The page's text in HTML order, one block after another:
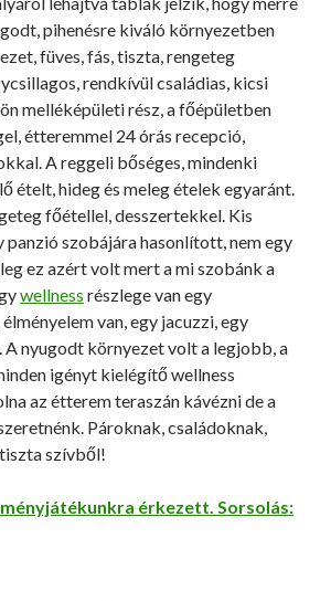
pihenésre kiváló környezetben
füves, fás, tiszta, rengeteg
rendkívül családias, kicsi
melléképületi rész, a főépületben
étteremmel 24 órás recepció,
A reggeli bőséges, mindenki
ételt, hideg és meleg ételek egyaránt.
főétellel, desszertekkel. Kis
szobájára hasonlított, nem egy
ez azért volt mert a mi szobánk a
wellness részlege van egy
van, egy jacuzzi, egy
A nyugodt környezet volt a legjobb, a
igényt kielégítő wellness
az étterem teraszán kávézni de a
Pároknak, családoknak,
szívből!
érkezett. Sorsolás: